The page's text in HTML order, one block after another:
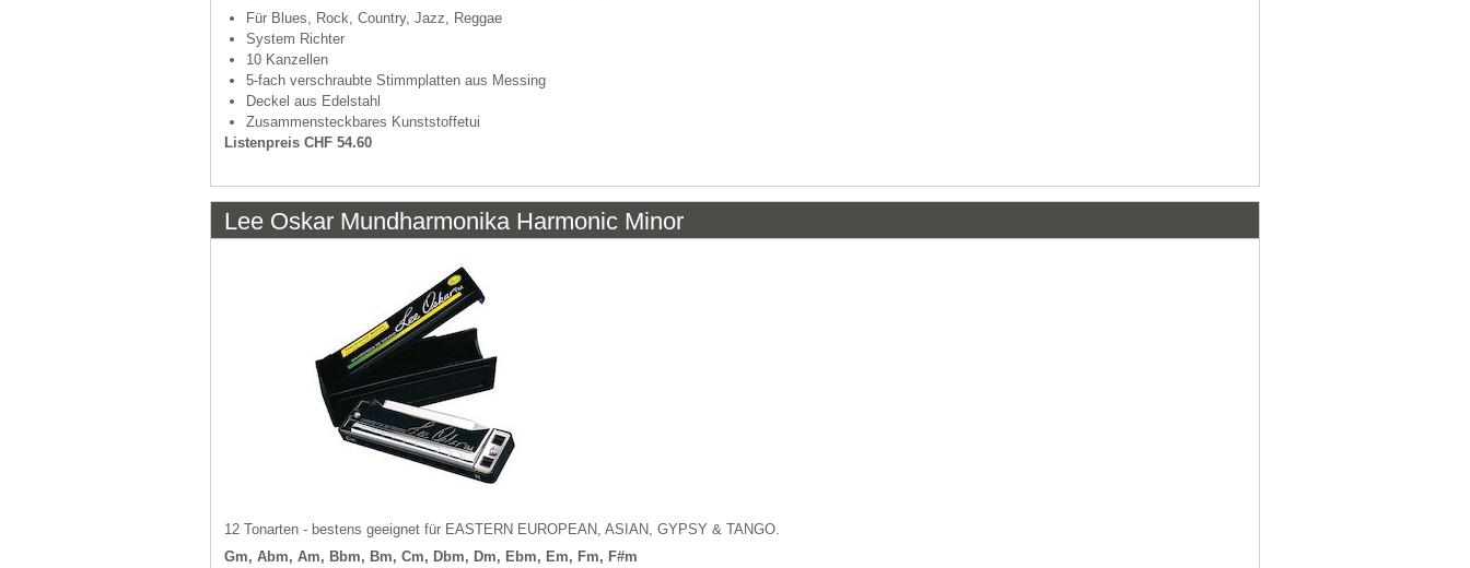
Für Blues, Rock, Country, Jazz, Reggae
System Richter
10 Kanzellen
5-fach verschraubte Stimmplatten aus Messing
Deckel aus Edelstahl
Zusammensteckbares Kunststoffetui
Listenpreis CHF 54.60
Lee Oskar Mundharmonika Harmonic Minor
12 Tonarten - bestens geeignet für EASTERN EUROPEAN, ASIAN, GYPSY & TANGO.
Gm, Abm, Am, Bbm, Bm, Cm, Dbm, Dm, Ebm, Em, Fm, F#m